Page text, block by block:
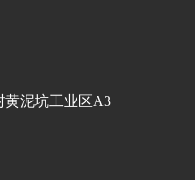
黄泥坑工业区A3